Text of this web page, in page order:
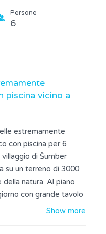
Persone
6
piscina vicino a
estremamente
con piscina per 6
di Šumber
su un terreno di 3000
natura. Al piano
con grande tavolo
attrezzata e una
Show more